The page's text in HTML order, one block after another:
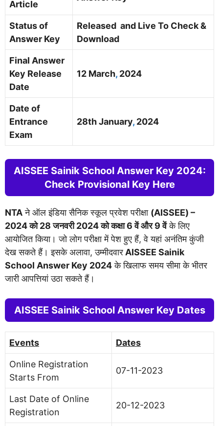
Article
Status of
Answer Key
Released and Live To Check &
Download
Final Answer
Key Release
Date
12 March, 2024
Date of
Entrance
Exam
28th January, 2024
AISSEE Sainik School Answer Key 2024:
Check Provisional Key Here
NTAने ऑल इंडिया सैनिक स्कूल प्रवेश परीक्षा (AISSEE) –
2024 को 28 जनवरी 2024 को कक्षा 6 वें और 9 वेंके लिए
आयोजित किया। जो लोग परीक्षा में पेश हुए हैं, वे यहां अनंतिम कुंजी
देख सकते हैं। इसके अलावा, उम्मीदवार AISSEE Sainik
School Answer Key 2024के खिलाफ समय सीमा के भीतर
जारी आपत्तियां उठा सकते हैं।
AISSEE Sainik School Answer Key Dates
Events Dates
Online Registration
Starts From
07-11-2023
Last Date of Online
Registration
20-12-2023